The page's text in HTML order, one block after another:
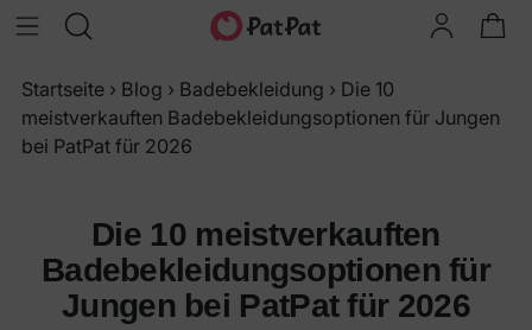
Startseite › Blog › Badebekleidung › Die 10
meistverkauften Badebekleidungsoptionen für Jungen
bei PatPat für 2026
Die 10 meistverkauften
Badebekleidungsoptionen für
Jungen bei PatPat für 2026